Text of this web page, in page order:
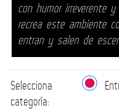
con humor irreverente
recrea este ambiente
entran y salen de
Selecciona
categoría: